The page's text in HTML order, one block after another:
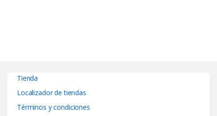
Tienda
Localizador de tiendas
Términos y condiciones